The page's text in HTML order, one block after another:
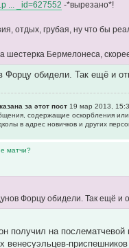
... _id=627552 -*вырезано*!
отдых, грубая, ну что бы
Бермелонеса,
Форцу обидели. Так ещё и
за этот пост 19 мар 2013,
содержащие оскоpбления или
в адрес новичков и других
матчи?
Форцу обидели. Так ещё и
получил на
венесуэльцев-